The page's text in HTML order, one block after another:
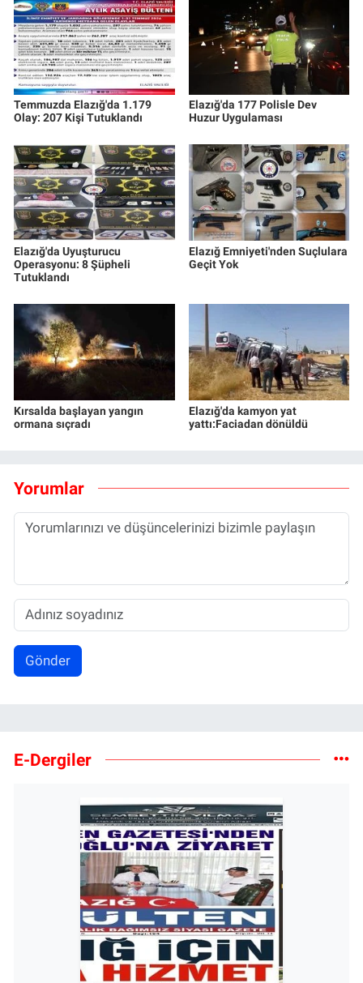
Temmuzda Elazığ'da 1.179
Olay: 207 Kişi Tutuklandı
Elazığ'da 177 Polisle Dev
Huzur Uygulaması
Elazığ'da Uyuşturucu
Operasyonu: 8 Şüpheli
Tutuklandı
Elazığ Emniyeti'nden Suçlulara
Geçit Yok
Kırsalda başlayan yangın
ormana sıçradı
Elazığ'da kamyon yat
yattı:Faciadan dönüldü
Yorumlar
Gönder
E-Dergiler